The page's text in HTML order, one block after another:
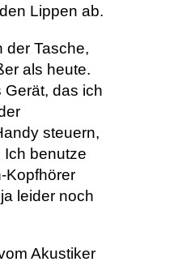
Lippen ab.
der Tasche,
als heute.
das ich
steuern,
Ich benutze
Kopfhörer
leider noch
Akustiker